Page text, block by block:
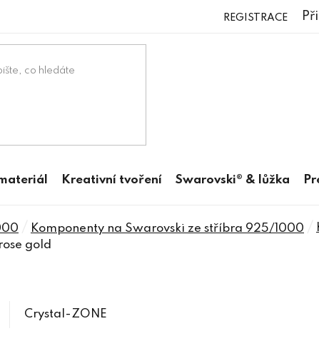
REGISTRACE
Kreativní tvoření Swarovski® & lůžka
Komponenty na Swarovski ze stříbra 925/1000
gold
Crystal-ZONE